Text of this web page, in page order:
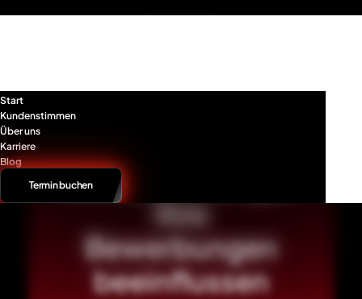
Start
Kundenstimmen
Über uns
Karriere
Blog
Termin buchen
Google & Kununu:
Wie Bewertungen
Ihre
Bewerbungen
beeinflussen